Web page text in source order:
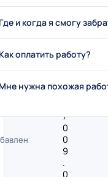
2
7
0
0
9
.
0
Где и когда я смогу
Как оплатить работу?
Мне нужна похожая